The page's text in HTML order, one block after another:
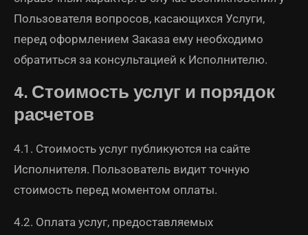
Пользователя вопросов, касающихся Услуги,
перед оформлением Заказа ему необходимо
обратиться за консультацией к Исполнителю.
4. Стоимость услуг и порядок
расчетов
4.1. Стоимость услуг публикуются на сайте
Исполнителя. Пользователь видит точную
стоимость перед моментом оплаты.
4.2. Оплата услуг, предоставляемых